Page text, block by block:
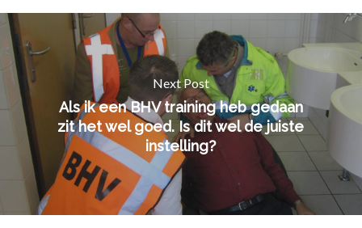
Next Post
Als ik een BHV training heb gedaan
zit het wel goed. Is dit wel de juiste
instelling?